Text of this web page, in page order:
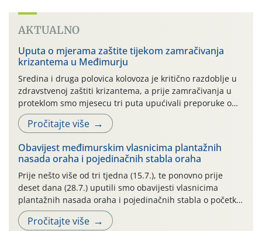
AKTUALNO
Uputa o mjerama zaštite tijekom zamračivanja
krizantema u Međimurju
Sredina i druga polovica kolovoza je kritično razdoblje u
zdravstvenoj zaštiti krizantema, a prije zamračivanja u
proteklom smo mjesecu tri puta upućivali preporuke o
preventivnim mjerama zaštite krizantema od najčešćih
uzročnika bolesti, štetnika i fito-fagnih grinja (23.7., 14.7.,
povijesno i ekstremno vruće meteorološko razdoblje, uz
najviše temperature […]
Pročitajte više
Obavijest međimurskim vlasnicima plantažnih
nasada oraha i pojedinačnih stabla oraha
Prije nešto više od tri tjedna (15.7.), te ponovno prije
deset dana (28.7.) uputili smo obavijesti vlasnicima
plantažnih nasada oraha i pojedinačnih stabla o početku
leta i ovogodišnjoj potrebi usmjerenog suzbijanja
orahove muhe (Rhagoletis completa)! Već dvanaest dana
Pročitajte više